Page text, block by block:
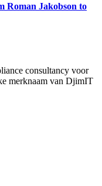
Roman Jakobson to
consultancy voor
merknaam van DjimIT